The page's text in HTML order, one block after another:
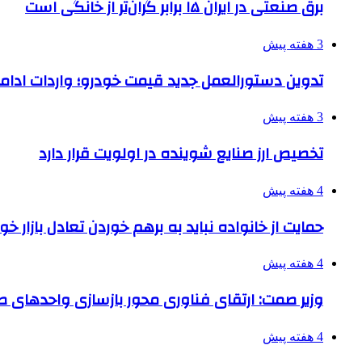
برق صنعتی در ایران ۱۵ برابر گران‌تر از خانگی است
3 هفته پیش
تدوین دستورالعمل جدید قیمت خودرو؛ واردات
3 هفته پیش
تخصیص ارز صنایع شوینده در اولویت قرار دارد
4 هفته پیش
حمایت از خانواده نباید به برهم خوردن تعادل
4 هفته پیش
وزیر صمت: ارتقای فناوری محور بازسازی
4 هفته پیش